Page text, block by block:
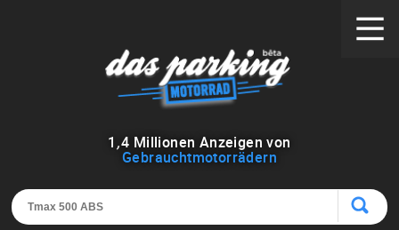
1 ,4 Millionen Anzeigen von
Gebrauchtmotorrädern